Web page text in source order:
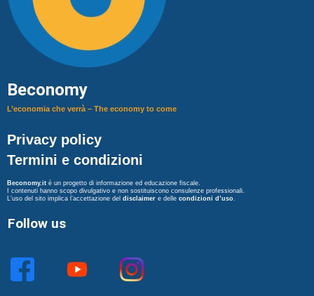
Beconomy
L’economia che verrà – The economy to come
Privacy policy
Termini e condizioni
Beconomy.it è un progetto di informazione ed educazione fiscale.
I contenuti hanno scopo divulgativo e non sostituiscono consulenze professionali.
L’uso del sito implica l’accettazione del disclaimer e delle condizioni d’uso
Follow us